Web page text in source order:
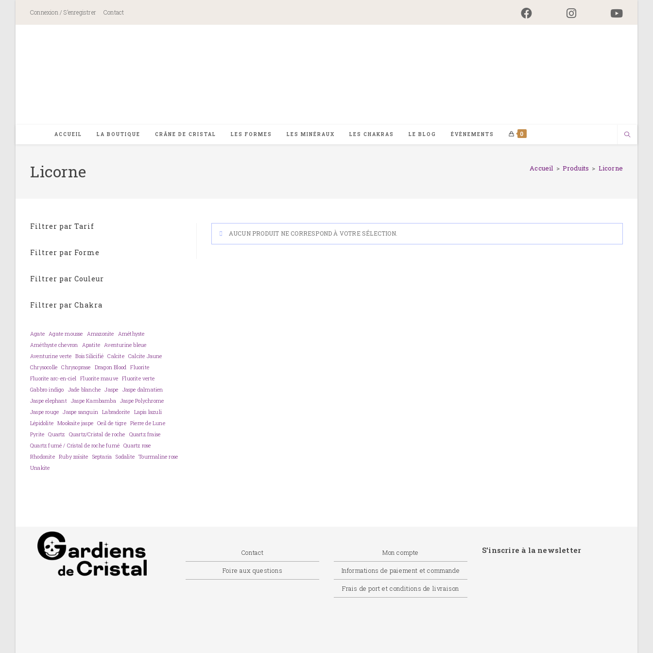
Connexion / S’enregistrer Contact
ACCUEIL LA BOUTIQUE CRÂNE DE CRISTAL LES FORMES LES MINÉRAUX LES CHAKRAS LE BLOG ÉVÈNEMENTS 0
Licorne Accueil > Produits > Licorne
AUCUN PRODUIT NE CORRESPOND À VOTRE SÉLECTION.
Filtrer par Tarif
Filtrer par Forme
Filtrer par Couleur
Filtrer par Chakra
Agate Agate mousse Amazonite
Améthyste
Améthyste chevron
Apatite Aventurine bleue
Aventurine verte
Bois Silicifié Calcite Calcite Jaune
Chrysocolle
Chrysoprase Dragon Blood
Fluorite
Fluorite arc-en-ciel Fluorite mauve Fluorite verte
Gabbro indigo
Jade blanche Jaspe
Jaspe dalmatien
Jaspe elephant Jaspe Kambamba Jaspe Polychrome
Jaspe rouge
Jaspe sanguin Labradorite
Lapis lazuli
Lépidolite Mookaïte jaspe Oeil de tigre Pierre de Lune
Pyrite
Quartz Quartz/Cristal de roche
Quartz fraise
Quartz fumé / Cristal de roche fumé Quartz rose
Rhodonite Ruby zoïsite Septaria Sodalite Tourmaline rose
Unakite
Contact
Foire aux questions
Mon compte
Informations de paiement et commande
Frais de port et conditions de livraison
S'inscrire à la newsletter